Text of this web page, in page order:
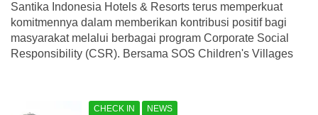
Santika Indonesia Hotels & Resorts terus memperkuat
komitmennya dalam memberikan kontribusi positif bagi
masyarakat melalui berbagai program Corporate Social
Responsibility (CSR). Bersama SOS Children's Villages
CHECK IN NEWS